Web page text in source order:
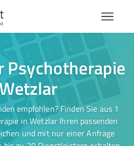
Psychotherapie
empfohlen? Finden Sie aus 1
in Wetzlar Ihren passenden
und mit nur einer Anfrage